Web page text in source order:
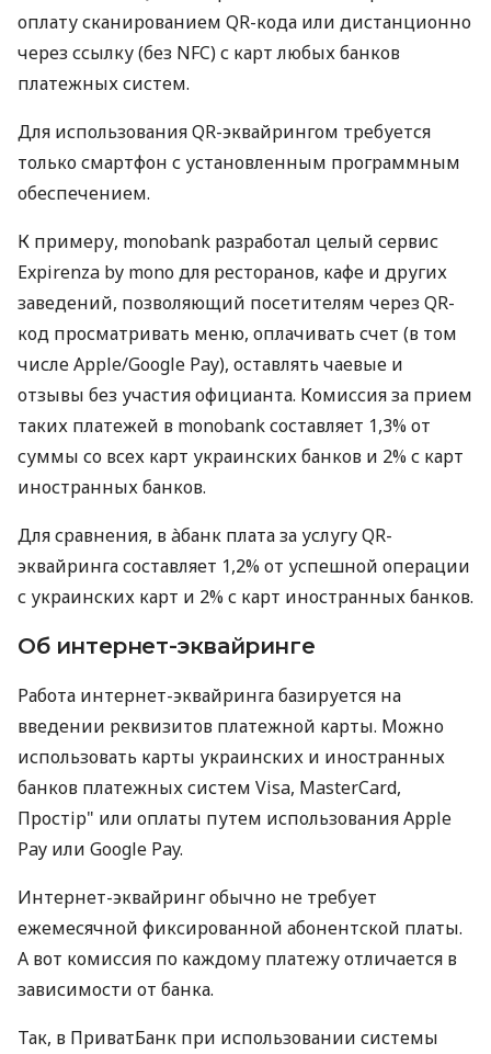
оплату сканированием QR-кода или дистанционно
через ссылку (без NFC) с карт любых банков
платежных систем.
Для использования QR-эквайрингом требуется
только смартфон с установленным программным
обеспечением.
К примеру, monobank разработал целый сервис
Expirenza by mono для ресторанов, кафе и других
заведений, позволяющий посетителям через QR-
код просматривать меню, оплачивать счет (в том
числе Apple/Google Pay), оставлять чаевые и
отзывы без участия официанта. Комиссия за прием
таких платежей в monobank составляет 1,3% от
суммы со всех карт украинских банков и 2% с карт
иностранных банков.
Для сравнения, в àбанк плата за услугу QR-
эквайринга составляет 1,2% от успешной операции
с украинских карт и 2% с карт иностранных банков.
Об интернет-эквайринге
Работа интернет-эквайринга базируется на
введении реквизитов платежной карты. Можно
использовать карты украинских и иностранных
банков платежных систем Visa, MasterCard,
Простір" или оплаты путем использования Apple
Pay или Google Pay.
Интернет-эквайринг обычно не требует
ежемесячной фиксированной абонентской платы.
А вот комиссия по каждому платежу отличается в
зависимости от банка.
Так, в ПриватБанк при использовании системы